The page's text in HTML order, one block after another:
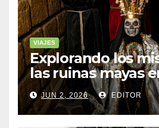
VIAJES
Explorando los
las ruinas mayas
de Yucatán
JUN 2, 2026 EDITOR